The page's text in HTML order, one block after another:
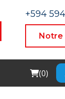
+594 594
Notre
Cart
(0)